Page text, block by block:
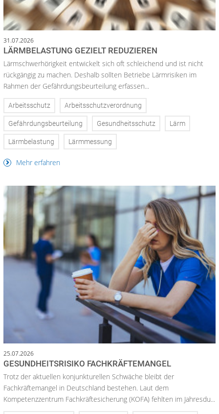
31.07.2026
LÄRMBELASTUNG GEZIELT REDUZIEREN
Lärmschwerhörigkeit entwickelt sich oft schleichend und ist nicht
rückgängig zu machen. Deshalb sollten Betriebe Lärmrisiken im
Rahmen der Gefährdungsbeurteilung erfassen...
Arbeitsschutz Arbeitsschutzverordnung
Gefährdungsbeurteilung Gesundheitsschutz Lärm
Lärmbelastung Lärmmessung
Mehr erfahren
25.07.2026
GESUNDHEITSRISIKO FACHKRÄFTEMANGEL
Trotz der aktuellen konjunkturellen Schwäche bleibt der
Fachkräftemangel in Deutschland bestehen. Laut dem
Kompetenzzentrum Fachkräftesicherung (KOFA) fehlten im Jahresdu...